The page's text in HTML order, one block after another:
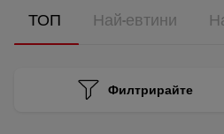
ТОП Най-евтини
Филтрирайте